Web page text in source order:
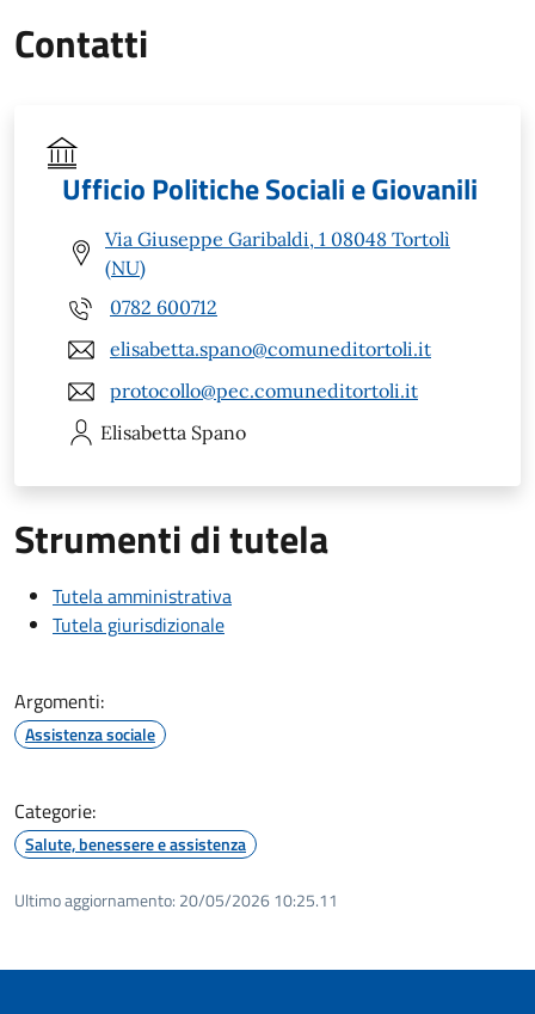
Contatti
Ufficio Politiche Sociali e Giovanili
Via Giuseppe Garibaldi, 1 08048 Tortolì
(NU)
0782 600712
elisabetta.spano@comuneditortoli.it
protocollo@pec.comuneditortoli.it
Elisabetta Spano
Strumenti di tutela
Tutela amministrativa
Tutela giurisdizionale
Argomenti:
Assistenza sociale
Categorie:
Salute, benessere e assistenza
Ultimo aggiornamento: 20/05/2026 10:25.11